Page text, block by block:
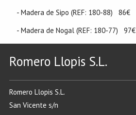
- Madera de Sipo (REF: 180-88) 86€
- Madera de Nogal (REF: 180-77) 97€
Romero Llopis S.L.
Romero Llopis S.L.
San Vicente s/n